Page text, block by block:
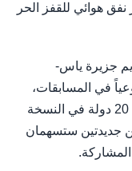
نفق هوائي للقفز الحر
جزيرة ياس-
في المسابقات،
مقارنة بمشاركة 200 رياضي من أكثر من 20 دولة في النسخة
جديدتين ستسهمان